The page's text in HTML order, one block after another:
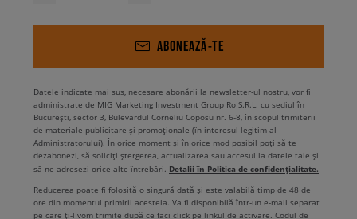
ABONEAZĂ-TE
Datele indicate mai sus, necesare abonării la newsletter-ul nostru, vor fi
administrate de MIG Marketing Investment Group Ro S.R.L. cu sediul în
București, sector 3, Bulevardul Corneliu Coposu nr. 6-8, în scopul trimiterii
de materiale publicitare și promoționale (în interesul legitim al
Administratorului). În orice moment și în orice mod posibil poți să te
dezabonezi, să soliciți ștergerea, actualizarea sau accesul la datele tale și
să ne adresezi orice alte întrebări. Detalii în Politica de confidențialitate.
Reducerea poate fi folosită o singură dată și este valabilă timp de 48 de
ore din momentul primirii acesteia. Va fi disponibilă într-un e-mail separat
pe care ți-l vom trimite după ce faci click pe linkul de activare. Codul de